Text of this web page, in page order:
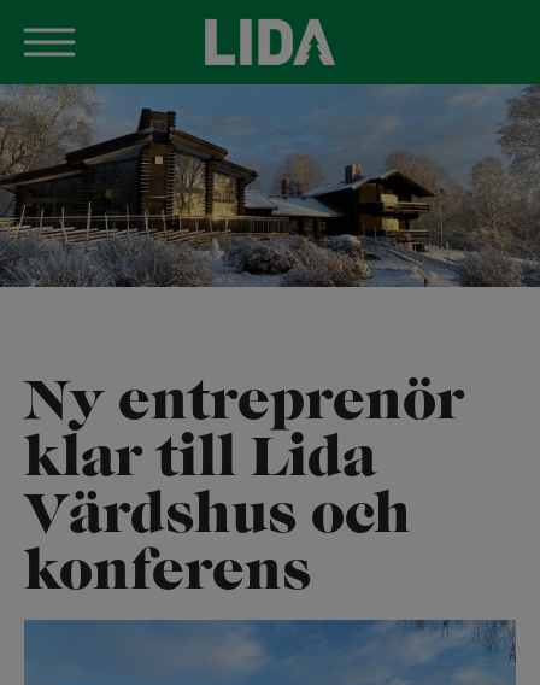
Skip
to
content
Ny entreprenör
klar till Lida
Värdshus och
konferens